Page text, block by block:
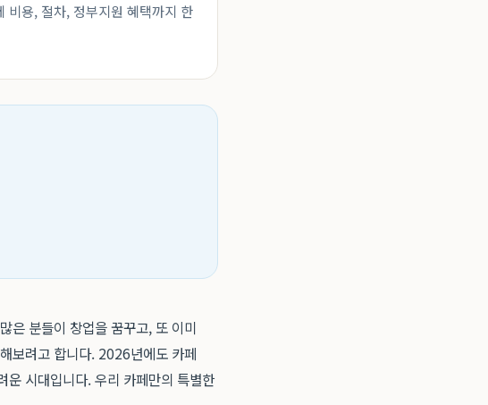
비용, 절차, 정부지원 혜택까지 한
은 분들이 창업을 꿈꾸고, 또 이미
보려고 합니다. 2026년에도 카페
운 시대입니다. 우리 카페만의 특별한